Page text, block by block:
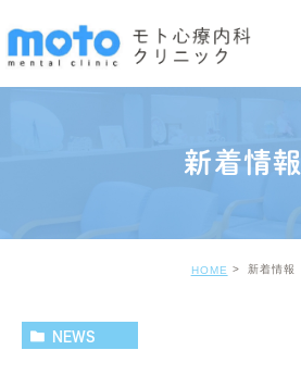
新着情報
HOME 新着情報
NEWS